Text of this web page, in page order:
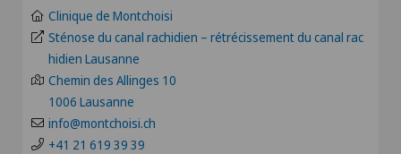
Angiographie
Angiologie
Appareillage médical personnalisé
Clinique Valmont
Hôpital de La Providence
Hôpital de Moutier
TI
VS
JU
Clinique de Montchoisi
Sténose du canal rachidien – rétrécissement du canal rac
hidien Lausanne
Chemin des Allinges 10
1006 Lausanne
info@montchoisi.ch
+41 21 619 39 39